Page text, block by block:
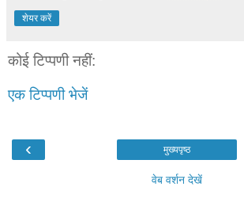
शेयर करें
कोई टिप्पणी नहीं:
एक टिप्पणी भेजें
‹ मुख्यपृष्ठ
वेब वर्शन देखें